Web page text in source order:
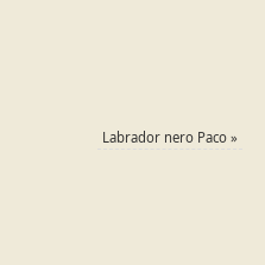
Labrador nero Paco»